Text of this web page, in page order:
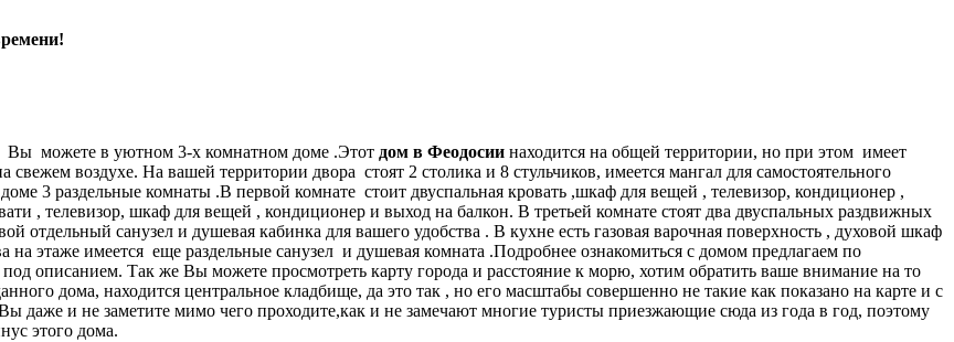
Вы можете в уютном 3-х комнатном доме .Этот дом в Феодосии находится на общей территории, но при этом имеет
воздухе. На вашей территории двора стоят 2 столика и 8 стульчиков, имеется мангал для самостоятельного
3 раздельные комнаты .В первой комнате стоит двуспальная кровать ,шкаф для вещей , телевизор, кондиционер ,
, телевизор, шкаф для вещей , кондиционер и выход на балкон. В третьей комнате стоят два двуспальных раздвижных
санузел и душевая кабинка для вашего удобства . В кухне есть газовая варочная поверхность , духовой шкаф
на этаже имеется еще раздельные санузел и душевая комната .Подробнее ознакомиться с домом предлагаем по
описанием. Так же Вы можете просмотреть карту города и расстояние к морю, хотим обратить ваше внимание на то
дома, находится центральное кладбище, да это так , но его масштабы совершенно не такие как показано на карте и с
даже и не заметите мимо чего проходите,как и не замечают многие туристы приезжающие сюда из года в год, поэтому
этого дома.